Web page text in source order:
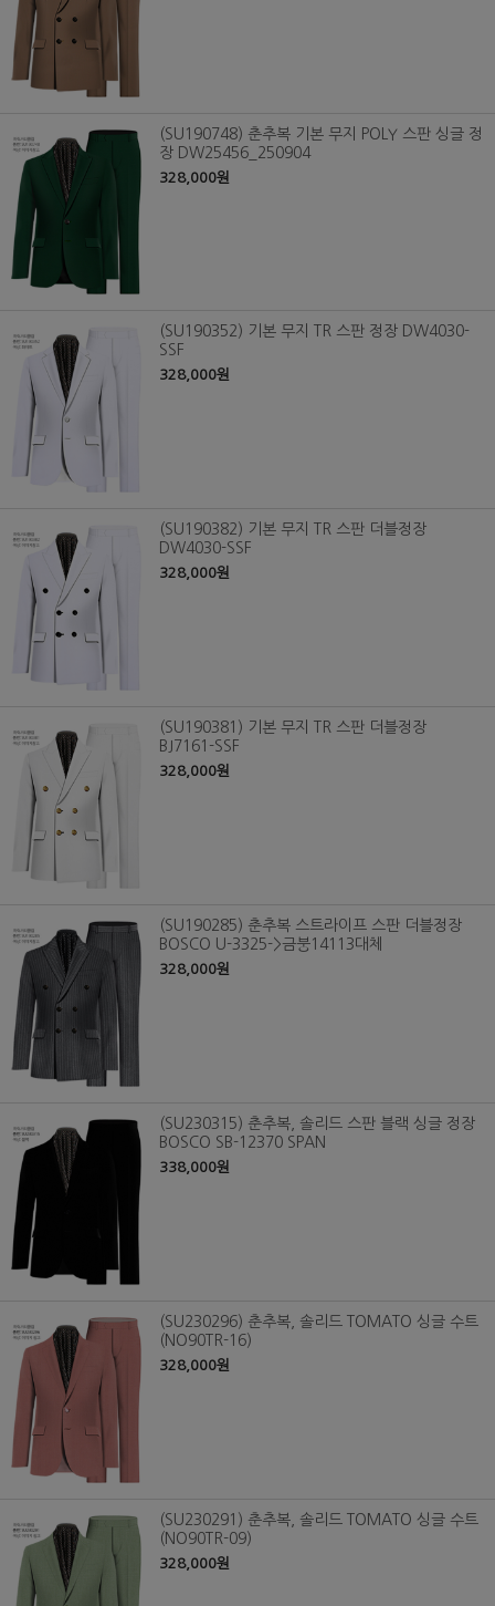
(SU190748) 춘추복 기본 무지 POLY 스판 싱글 정
장 DW25456_250904
328,000원
(SU190352) 기본 무지 TR 스판 정장 DW4030-
SSF
328,000원
(SU190382) 기본 무지 TR 스판 더블정장
DW4030-SSF
328,000원
(SU190381) 기본 무지 TR 스판 더블정장
BJ7161-SSF
328,000원
(SU190285) 춘추복 스트라이프 스판 더블정장
BOSCO U-3325->금붕14113대체
328,000원
(SU230315) 춘추복, 솔리드 스판 블랙 싱글 정장
BOSCO SB-12370 SPAN
338,000원
(SU230296) 춘추복, 솔리드 TOMATO 싱글 수트
(NO90TR-16)
328,000원
(SU230291) 춘추복, 솔리드 TOMATO 싱글 수트
(NO90TR-09)
328,000원